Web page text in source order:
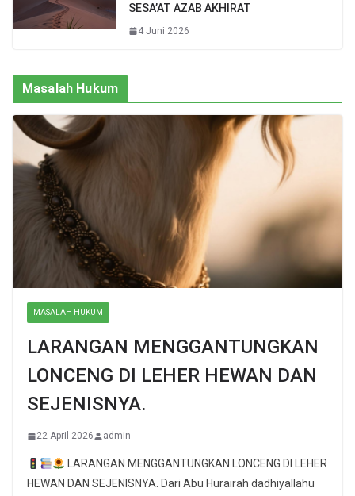
SESA’AT AZAB AKHIRAT
4 Juni 2026
Masalah Hukum
MASALAH HUKUM
LARANGAN MENGGANTUNGKAN
LONCENG DI LEHER HEWAN DAN
SEJENISNYA.
22 April 2026 admin
LARANGAN MENGGANTUNGKAN LONCENG DI LEHER
HEWAN DAN SEJENISNYA. Dari Abu Hurairah dadhiyallahu